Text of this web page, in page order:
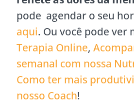
pode agendar o seu
aqui. Ou você pode ver
Terapia Online,
semanal com nossa
Como ter mais
nosso Coach!